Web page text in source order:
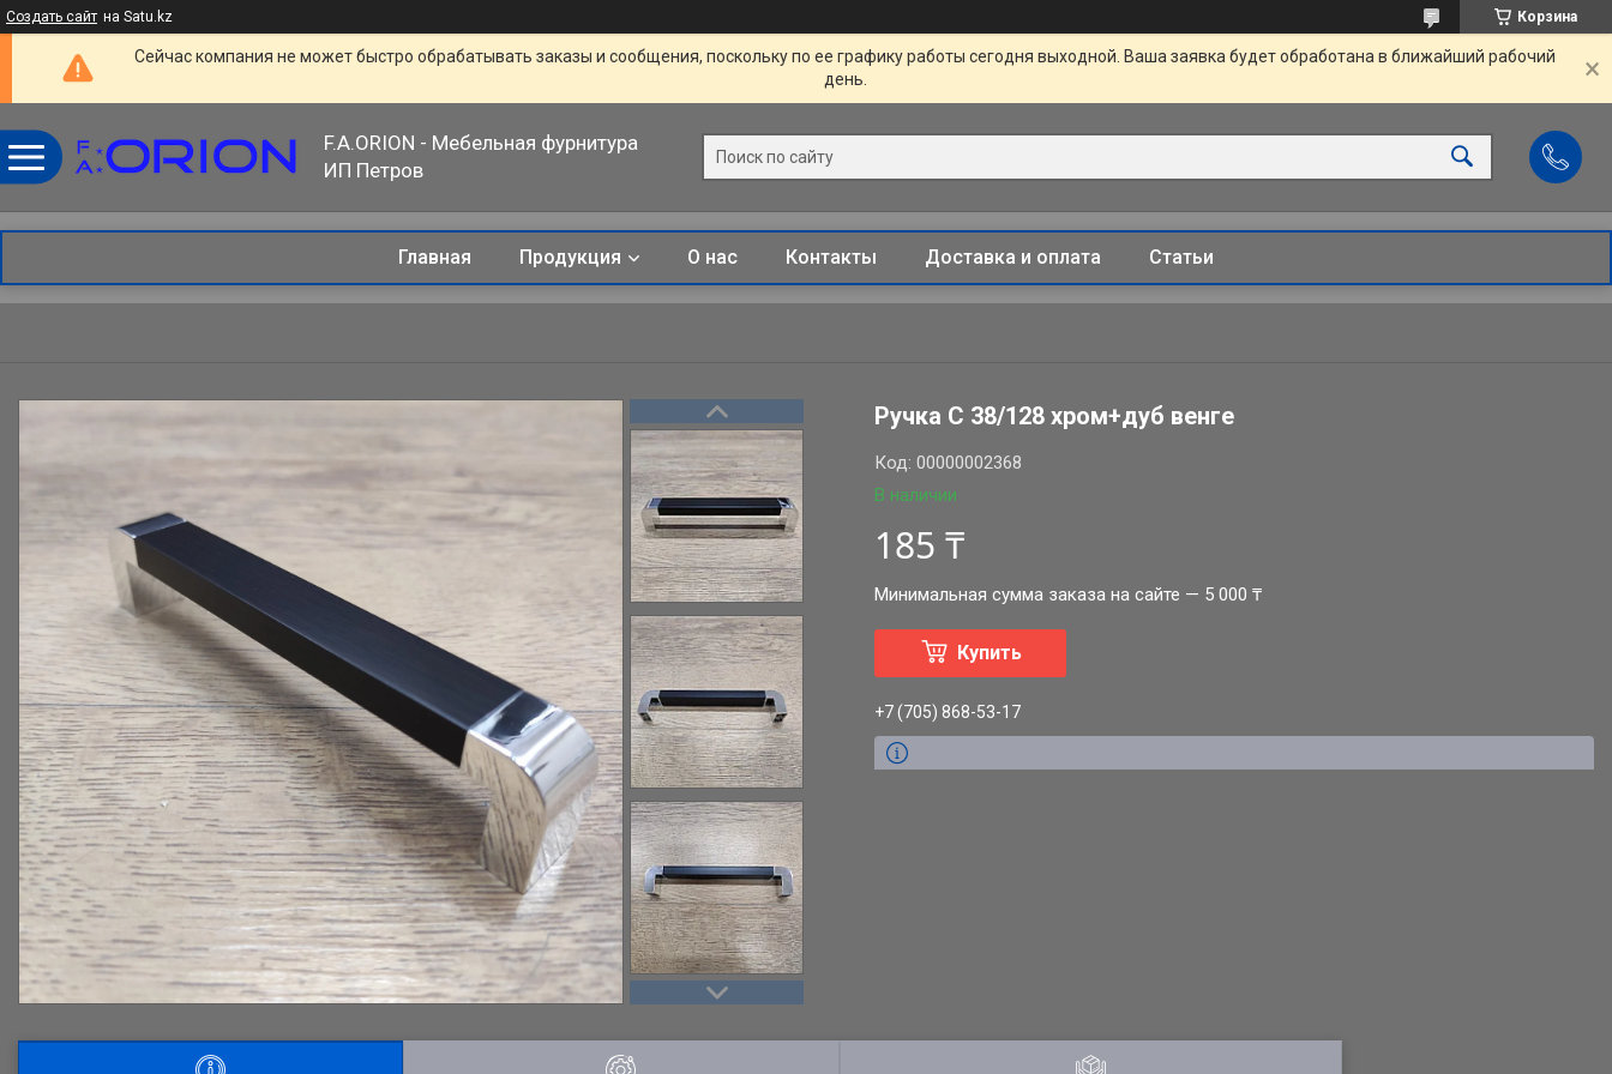
Создать сайт на Satu.kz Корзина
Сейчас компания не может быстро обрабатывать заказы и сообщения, поскольку по ее графику работы сегодня выходной. Ваша заявка будет обработана в ближайший рабочий
день.
F.A.ORION - Мебельная фурнитура
ИП Петров
Главная Продукция О нас Контакты Доставка и оплата Статьи
Ручка С 38/128 хром+дуб венге
В наличии
Код:00000002368
185 ₸
Минимальная сумма заказа на сайте — 5 000 ₸
Купить
+7 (705) 868-53-17